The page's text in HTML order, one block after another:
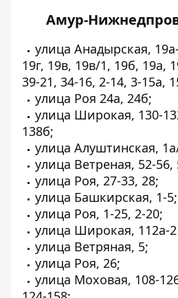
Амур-
улица Анадырская,
19г, 19в, 19в/1, 19б, 19а,
39-21, 34-16, 2-14, 3-15а,
улица Роя 24а, 24б;
улица Широкая, 130-
138б;
улица Алуштинская,
улица Ветреная, 52-56,
улица Роя, 27-33, 28;
улица Башкирская, 1-5;
улица Роя, 1-25, 2-20;
улица Широкая, 112а-
улица Ветряная, 5;
улица Роя, 26;
улица Моховая, 108-